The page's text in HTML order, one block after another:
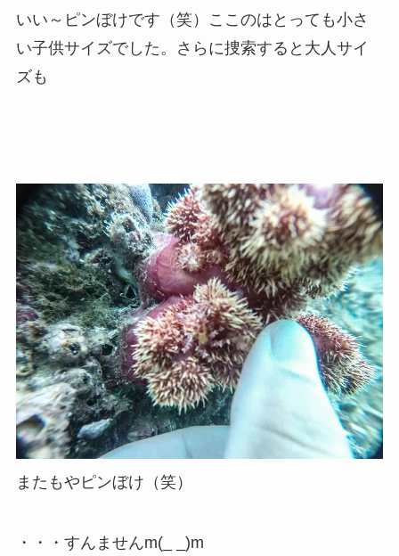
いい～ピンぼけです（笑）ここのはとっても小さ
い子供サイズでした。さらに捜索すると大人サイ
ズも
またもやピンぼけ（笑）
・・・すんませんm(_ _)m